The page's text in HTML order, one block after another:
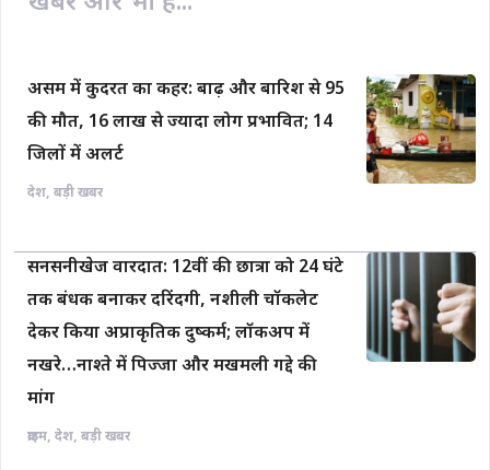
असम में कुदरत का कहर: बाढ़ और बारिश से 95
की मौत, 16 लाख से ज्यादा लोग प्रभावित; 14
जिलों में अलर्ट
देश, बड़ी खबर
सनसनीखेज वारदात: 12वीं की छात्रा को 24 घंटे
तक बंधक बनाकर दरिंदगी, नशीली चॉकलेट
देकर किया अप्राकृतिक दुष्कर्म; लॉकअप में
नखरे…नाश्ते में पिज्जा और मखमली गद्दे की
मांग
क्राइम, देश, बड़ी खबर